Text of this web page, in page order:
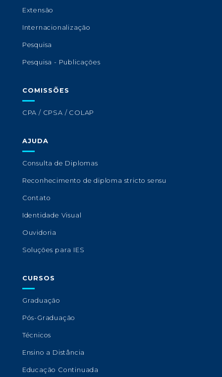
Extensão
Internacionalização
Pesquisa
Pesquisa - Publicações
COMISSÕES
CPA / CPSA / COLAP
AJUDA
Consulta de Diplomas
Reconhecimento de diploma stricto sensu
Contato
Identidade Visual
Ouvidoria
Soluções para IES
CURSOS
Graduação
Pós-Graduação
Técnicos
Ensino a Distância
Educação Continuada